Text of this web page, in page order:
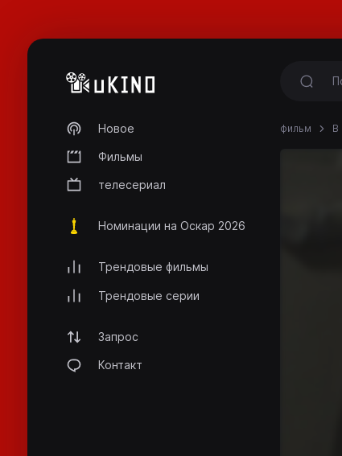
Новое
Фильмы
телесериал
Номинации на Оскар 2026
Трендовые фильмы
Трендовые серии
Запрос
Контакт
фильм В